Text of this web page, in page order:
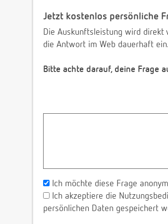
Jetzt kostenlos persönliche
Die Auskunftsleistung wird direkt
die Antwort im Web dauerhaft ein.
Bitte achte darauf, deine Frage
Ich möchte diese Frage
Ich akzeptiere die
persönlichen Daten gespeichert